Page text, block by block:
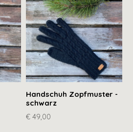
Handschuh Zopfmuster -
schwarz
€ 49,00